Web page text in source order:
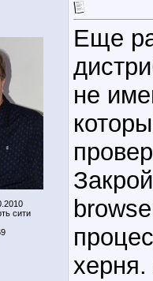
сити
Еще
не